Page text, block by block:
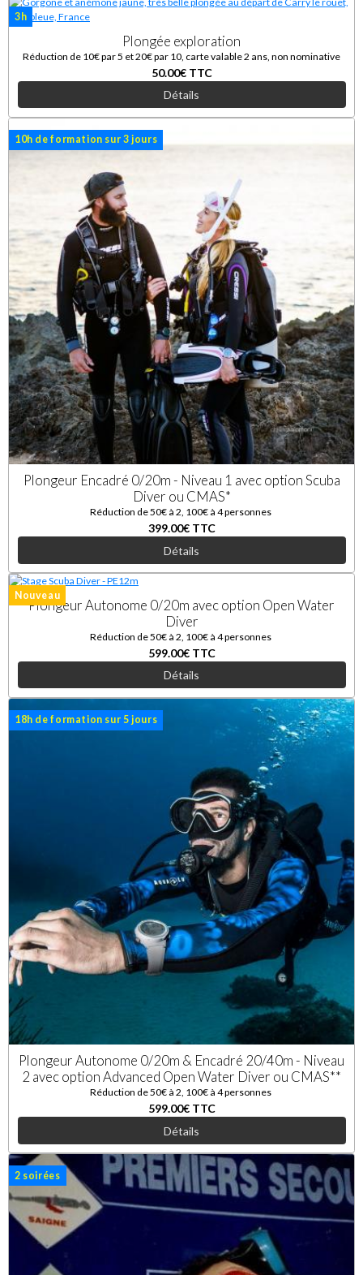
3h
Plongée exploration
Réduction de 10€ par 5 et 20€ par 10, carte valable 2 ans, non nominative
50.00€ TTC
Détails
10h de formation sur 3 jours
Plongeur Encadré 0/20m - Niveau 1 avec option Scuba
Diver ou CMAS*
Réduction de 50€ à 2, 100€ à 4 personnes
399.00€ TTC
Détails
Nouveau
Plongeur Autonome 0/20m avec option Open Water
Diver
Réduction de 50€ à 2, 100€ à 4 personnes
599.00€ TTC
Détails
18h de formation sur 5 jours
Plongeur Autonome 0/20m & Encadré 20/40m - Niveau
2 avec option Advanced Open Water Diver ou CMAS**
Réduction de 50€ à 2, 100€ à 4 personnes
599.00€ TTC
Détails
2 soirées